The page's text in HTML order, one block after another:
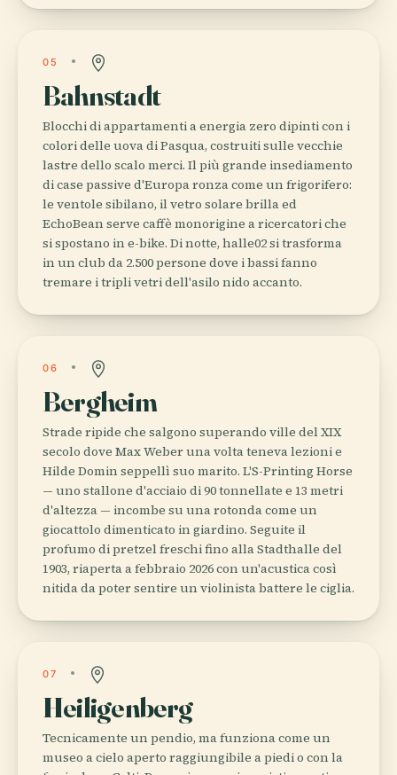
05
Bahnstadt
Blocchi di appartamenti a energia zero dipinti con i
colori delle uova di Pasqua, costruiti sulle vecchie
lastre dello scalo merci. Il più grande insediamento
di case passive d'Europa ronza come un frigorifero:
le ventole sibilano, il vetro solare brilla ed
EchoBean serve caffè monorigine a ricercatori che
si spostano in e-bike. Di notte, halle02 si trasforma
in un club da 2.500 persone dove i bassi fanno
tremare i tripli vetri dell'asilo nido accanto.
06
Bergheim
Strade ripide che salgono superando ville del XIX
secolo dove Max Weber una volta teneva lezioni e
Hilde Domin seppellì suo marito. L'S-Printing Horse
— uno stallone d'acciaio di 90 tonnellate e 13 metri
d'altezza — incombe su una rotonda come un
giocattolo dimenticato in giardino. Seguite il
profumo di pretzel freschi fino alla Stadthalle del
1903, riaperta a febbraio 2026 con un'acustica così
nitida da poter sentire un violinista battere le ciglia.
07
Heiligenberg
Tecnicamente un pendio, ma funziona come un
museo a cielo aperto raggiungibile a piedi o con la